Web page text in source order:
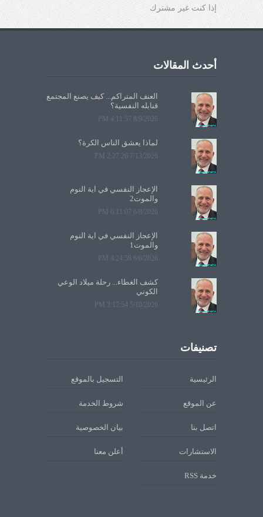
إذا كنت غير مشترك
أحدث المقالات
العنف المتراكم... كيف يصنع المجتمع
قنابله النفسية؟
8/9/2026 4:11:57 PM
لماذا يعشق الناس الكرة؟
7/13/2026 2:27:26 PM
الإعجاز النفسي في آية النوم
والموت2
6/8/2026 6:11:07 PM
الإعجاز النفسي في آية النوم
والموت1
6/6/2026 4:24:58 PM
كشف الغطاء... رحلة ميلاد الوعي
الكوني
5/10/2026 3:17:54 PM
تصنيفات
الرئيسية التسجيل بالموقع
عن الموقع شروط الخدمة
اتصل بنا بيان الخصوصية
الاستشارات أعلن معنا
خدمة RSS